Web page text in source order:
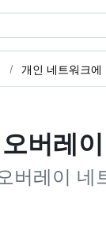
개인 네트워크에
버레
버레이 네